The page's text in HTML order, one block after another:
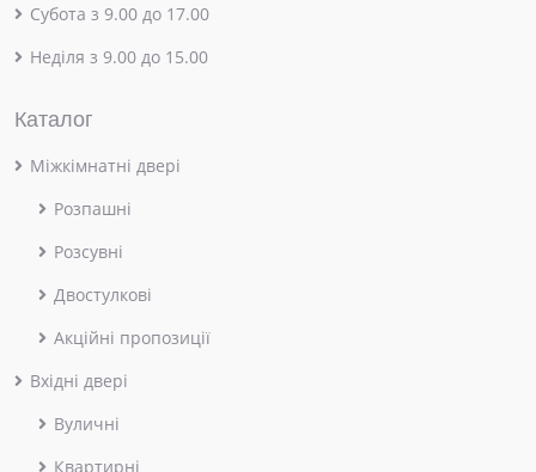
Субота з 9.00 до 17.00
Неділя з 9.00 до 15.00
Каталог
Міжкімнатні двері
Розпашні
Розсувні
Двостулкові
Акційні пропозиції
Вхідні двері
Вуличні
Квартирні